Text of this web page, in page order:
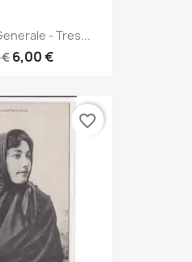
- Tres...
€ 6,00 €
favorite_border